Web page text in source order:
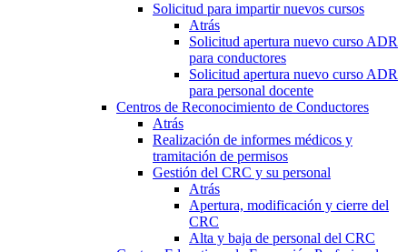
Solicitud para impartir nuevos cursos
Atrás
Solicitud apertura nuevo curso ADR
para conductores
Solicitud apertura nuevo curso ADR
para personal docente
Centros de Reconocimiento de Conductores
Atrás
Realización de informes médicos y
tramitación de permisos
Gestión del CRC y su personal
Atrás
Apertura, modificación y cierre del
CRC
Alta y baja de personal del CRC